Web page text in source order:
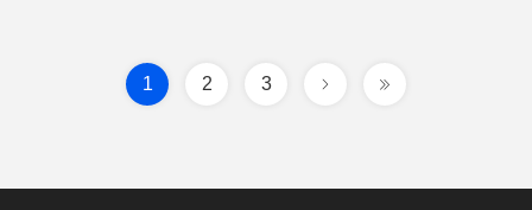
1 2 3